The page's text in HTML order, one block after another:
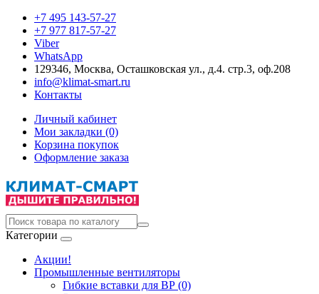
+7 495 143-57-27
+7 977 817-57-27
Viber
WhatsApp
129346, Москва, Осташковская ул., д.4. стр.3, оф.208
info@klimat-smart.ru
Контакты
Личный кабинет
Мои закладки (0)
Корзина покупок
Оформление заказа
Категории
Акции!
Промышленные вентиляторы
Гибкие вставки для ВР (0)